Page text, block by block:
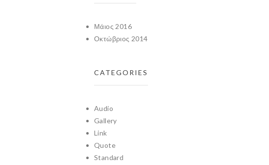
Μάιος 2016
Οκτώβριος 2014
CATEGORIES
Audio
Gallery
Link
Quote
Standard